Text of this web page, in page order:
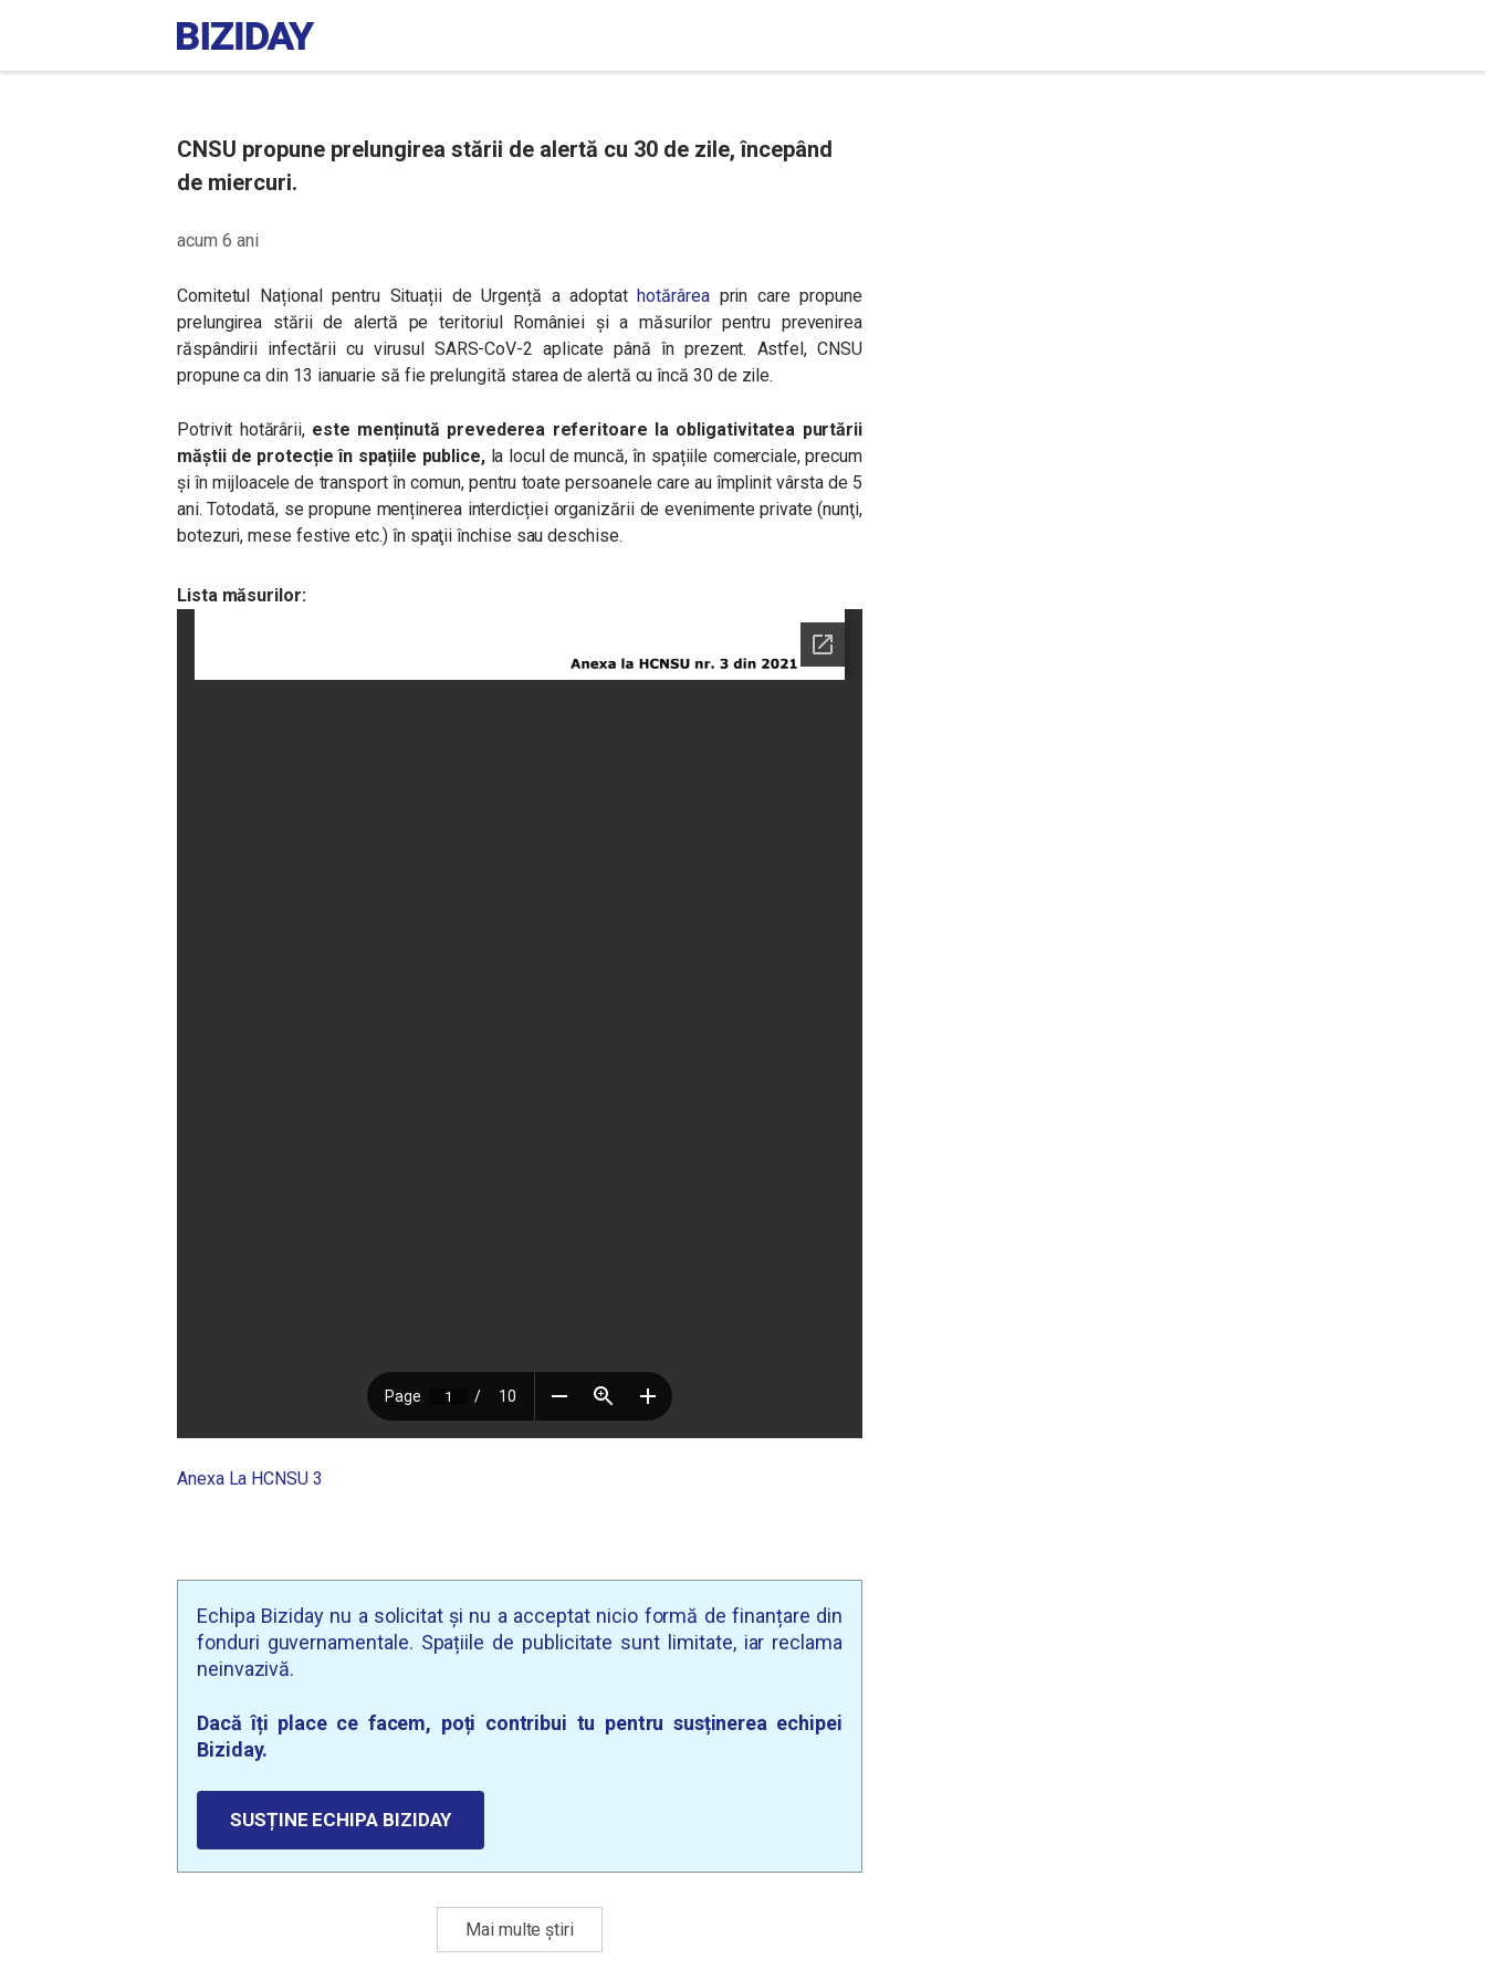
CNSU propune prelungirea stării de alertă cu 30 de zile, începând
de miercuri.
acum 6 ani
Comitetul Național pentru Situații de Urgență a adoptathotărâreaprin care propune
prelungirea stării de alertă pe teritoriul României și a măsurilor pentru prevenirea
răspândirii infectării cu virusul SARS-CoV-2 aplicate până în prezent. Astfel, CNSU
propune ca din 13 ianuarie să fie prelungită starea de alertă cu încă 30 de zile.
Potrivit hotărârii, este menținută prevederea referitoare la obligativitatea purtării
măștii de protecție în spațiile publice, la locul de muncă, în spațiile comerciale, precum
și în mijloacele de transport în comun, pentru toate persoanele care au împlinit vârsta de 5
ani. Totodată, se propune menținerea interdicției organizării de evenimente private (nunţi,
botezuri, mese festive etc.) în spaţii închise sau deschise.
Lista măsurilor:
Anexa La HCNSU 3
Echipa Biziday nu a solicitat și nu a acceptat nicio formă de finanțare din
fonduri guvernamentale. Spațiile de publicitate sunt limitate, iar reclama
neinvazivă.
Dacă îți place ce facem, poți contribui tu pentru susținerea echipei
Biziday.
SUSȚINE ECHIPA BIZIDAY
Mai multe știri